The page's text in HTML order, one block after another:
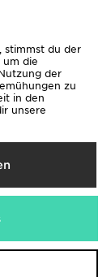
stimmst du der
um die
der
zu
in den
unsere